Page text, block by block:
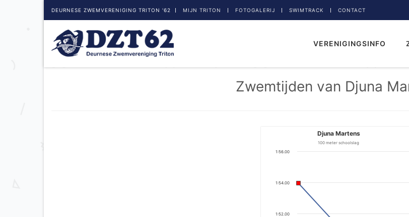
DEURNESE ZWEMVERENIGING TRITON '62 MIJN TRITON FOTOGALERIJ SWIMTRACK CONTACT
VERENIGINGSINFO
Zwemtijden van Djuna
Djuna Martens
100 meter schoolslag
1:52.00
1:54.00
1:56.00